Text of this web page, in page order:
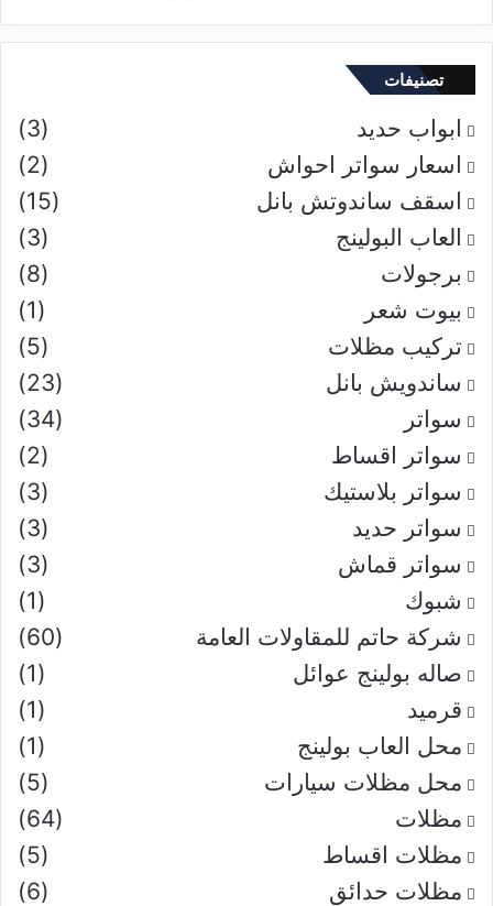
تصنيفات
ابواب حديد
(3)
اسعار سواتر احواش
(2)
اسقف ساندوتش بانل
(15)
العاب البولينج
(3)
برجولات
(8)
بيوت شعر
(1)
تركيب مظلات
(5)
ساندويش بانل
(23)
سواتر
(34)
سواتر اقساط
(2)
سواتر بلاستيك
(3)
سواتر حديد
(3)
سواتر قماش
(3)
شبوك
(1)
شركة حاتم للمقاولات العامة
(60)
صاله بولينج عوائل
(1)
قرميد
(1)
محل العاب بولينج
(1)
محل مظلات سيارات
(5)
مظلات
(64)
مظلات اقساط
(5)
مظلات حدائق
(6)